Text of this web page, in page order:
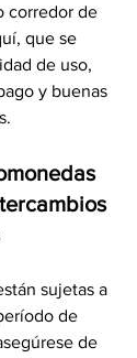
corredor de
que se
de uso,
y buenas
sujetas a
de
de